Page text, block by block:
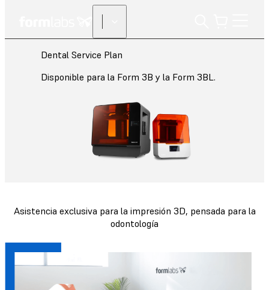
Dental Service Plan
Disponible para la Form 3B y la Form 3BL.
Asistencia exclusiva para la impresión 3D, pensada para la
odontología